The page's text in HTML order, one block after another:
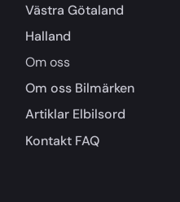
Västra Götaland
Halland
Om oss
Om oss Bilmärken
Artiklar Elbilsord
Kontakt FAQ